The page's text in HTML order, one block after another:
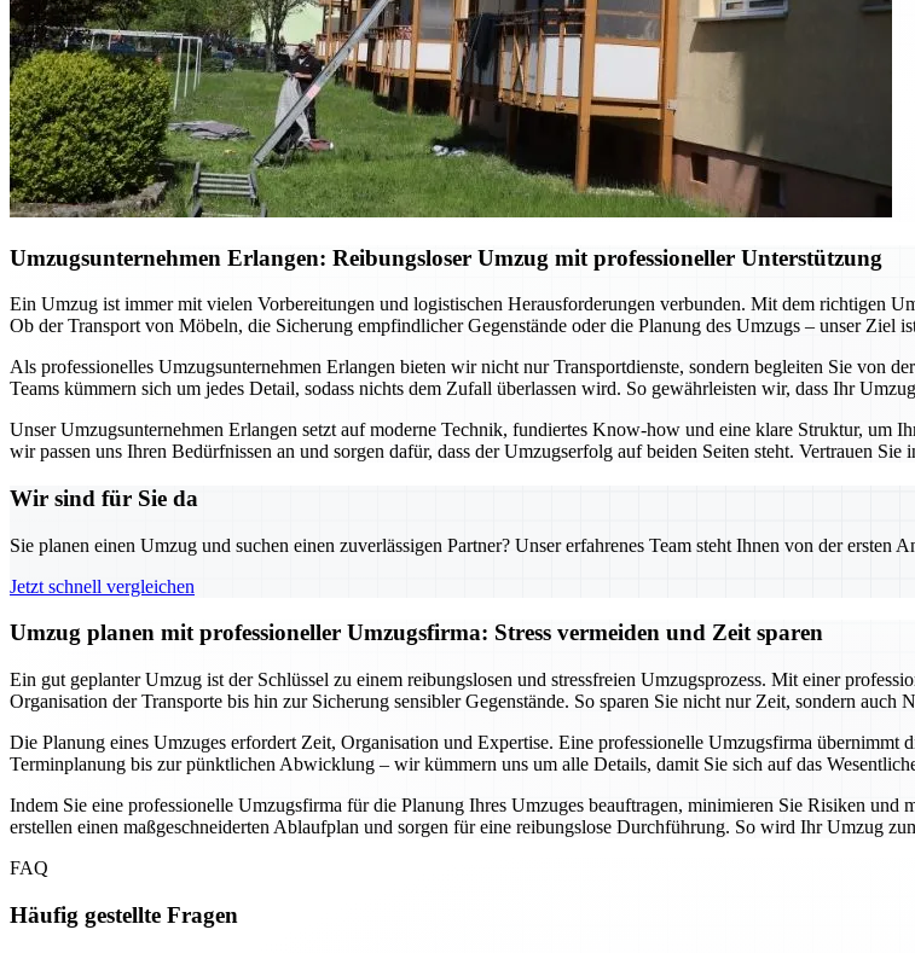
Umzugsunternehmen Erlangen: Reibungsloser Umzug mit professioneller Unterstützung
Ein Umzug ist immer mit vielen Vorbereitungen und logistischen Herausforderungen verbunden. Mit dem richtigen
Ob der Transport von Möbeln, die Sicherung empfindlicher Gegenstände oder die Planung des Umzugs – unser Ziel
Als professionelles Umzugsunternehmen Erlangen bieten wir nicht nur Transportdienste, sondern begleiten Sie von
Teams kümmern sich um jedes Detail, sodass nichts dem Zufall überlassen wird. So gewährleisten wir, dass Ihr
Unser Umzugsunternehmen Erlangen setzt auf moderne Technik, fundiertes Know-how und eine klare Struktur, um
wir passen uns Ihren Bedürfnissen an und sorgen dafür, dass der Umzugserfolg auf beiden Seiten steht. Vertrauen
Wir sind für Sie da
Sie planen einen Umzug und suchen einen zuverlässigen Partner? Unser erfahrenes Team steht Ihnen von der
Jetzt schnell vergleichen
Umzug planen mit professioneller Umzugsfirma: Stress vermeiden und Zeit sparen
Ein gut geplanter Umzug ist der Schlüssel zu einem reibungslosen und stressfreien Umzugsprozess. Mit einer
Organisation der Transporte bis hin zur Sicherung sensibler Gegenstände. So sparen Sie nicht nur Zeit, sondern auch
Die Planung eines Umzuges erfordert Zeit, Organisation und Expertise. Eine professionelle Umzugsfirma
Terminplanung bis zur pünktlichen Abwicklung – wir kümmern uns um alle Details, damit Sie sich auf das
Indem Sie eine professionelle Umzugsfirma für die Planung Ihres Umzuges beauftragen, minimieren Sie Risiken
erstellen einen maßgeschneiderten Ablaufplan und sorgen für eine reibungslose Durchführung. So wird Ihr Umzug
FAQ
Häufig gestellte Fragen